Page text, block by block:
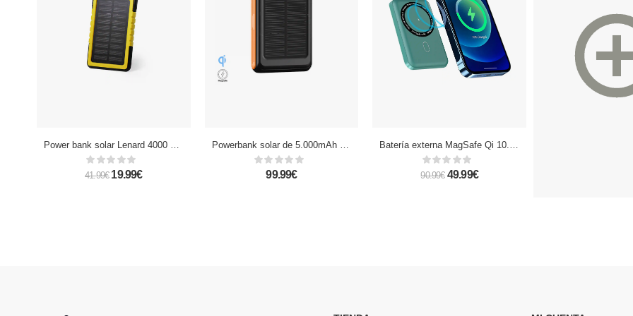
Power bank solar Lenard 4000 mAh.
41.99€ 19.99€
Powerbank solar de 5.000mAh con carga inalámbrica de 5W compatible con Magsafe. Salida USB. Linterna led incorporada.
99.99€
Batería externa MagSafe Qi 10.000mAh. MagSafe compatible con iPhone 12 y superiores. Carga Qi universal. 22,5W.
90.99€ 49.99€